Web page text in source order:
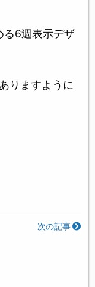
6週表示デザ
りますように
次の記事